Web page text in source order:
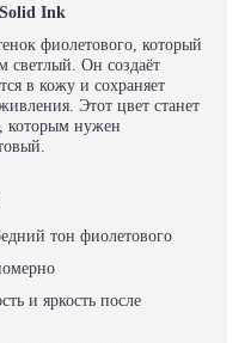
Ink
фиолетового, который
Он создаёт
в кожу и сохраняет
Этот цвет станет
которым нужен
тон фиолетового
и яркость после